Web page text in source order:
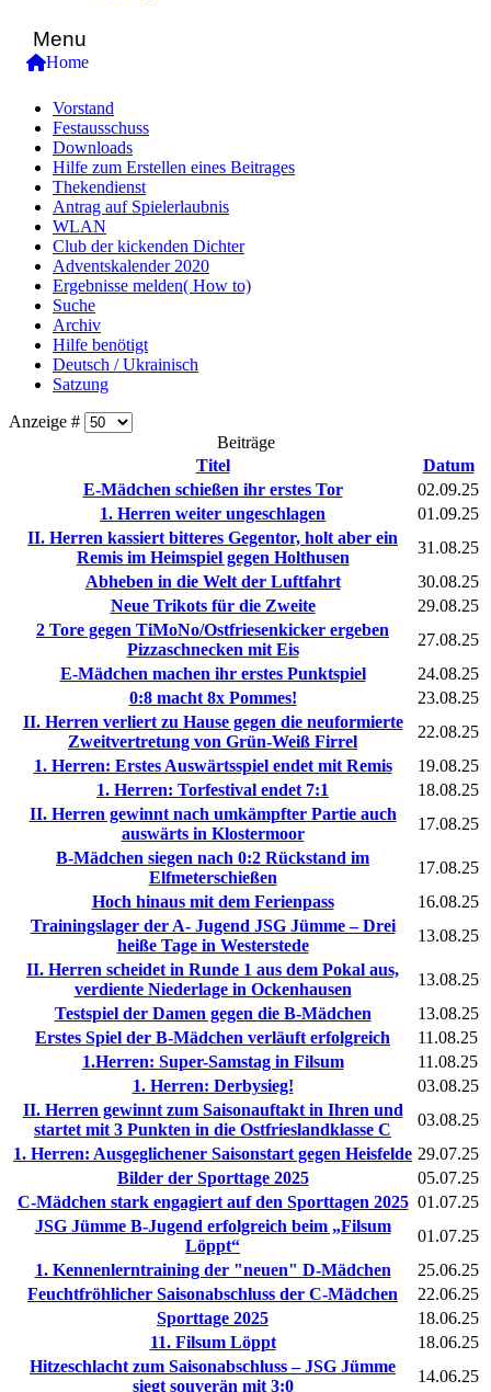
Menu
Home
Vorstand
Festausschuss
Downloads
Hilfe zum Erstellen eines Beitrages
Thekendienst
Antrag auf Spielerlaubnis
WLAN
Club der kickenden Dichter
Adventskalender 2020
Ergebnisse melden( How to)
Suche
Archiv
Hilfe benötigt
Deutsch / Ukrainisch
Satzung
Anzeige #
Beiträge
Titel
Datum
E-Mädchen schießen ihr erstes Tor
02.09.25
1. Herren weiter ungeschlagen
01.09.25
II. Herren kassiert bitteres Gegentor, holt aber ein
Remis im Heimspiel gegen Holthusen
31.08.25
Abheben in die Welt der Luftfahrt
30.08.25
Neue Trikots für die Zweite
29.08.25
2 Tore gegen TiMoNo/Ostfriesenkicker ergeben
Pizzaschnecken mit Eis
27.08.25
E-Mädchen machen ihr erstes Punktspiel
24.08.25
0:8 macht 8x Pommes!
23.08.25
II. Herren verliert zu Hause gegen die neuformierte
Zweitvertretung von Grün-Weiß Firrel
22.08.25
1. Herren: Erstes Auswärtsspiel endet mit Remis
19.08.25
1. Herren: Torfestival endet 7:1
18.08.25
II. Herren gewinnt nach umkämpfter Partie auch
auswärts in Klostermoor
17.08.25
B-Mädchen siegen nach 0:2 Rückstand im
Elfmeterschießen
17.08.25
Hoch hinaus mit dem Ferienpass
16.08.25
Trainingslager der A- Jugend JSG Jümme – Drei
heiße Tage in Westerstede
13.08.25
II. Herren scheidet in Runde 1 aus dem Pokal aus,
verdiente Niederlage in Ockenhausen
13.08.25
Testspiel der Damen gegen die B-Mädchen
13.08.25
Erstes Spiel der B-Mädchen verläuft erfolgreich
11.08.25
1.Herren: Super-Samstag in Filsum
11.08.25
1. Herren: Derbysieg!
03.08.25
II. Herren gewinnt zum Saisonauftakt in Ihren und
startet mit 3 Punkten in die Ostfrieslandklasse C
03.08.25
1. Herren: Ausgeglichener Saisonstart gegen Heisfelde 29.07.25
Bilder der Sporttage 2025
05.07.25
C-Mädchen stark engagiert auf den Sporttagen 2025 01.07.25
JSG Jümme B-Jugend erfolgreich beim „Filsum
Löppt“
01.07.25
1. Kennenlerntraining der "neuen" D-Mädchen
25.06.25
Feuchtfröhlicher Saisonabschluss der C-Mädchen
22.06.25
Sporttage 2025
18.06.25
11. Filsum Löppt
18.06.25
Hitzeschlacht zum Saisonabschluss – JSG Jümme
siegt souverän mit 3:0
14.06.25